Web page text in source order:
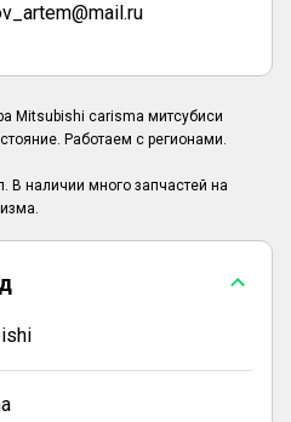
Mitsubishi carisma митсубиси
Работаем с регионами.
В наличии много запчастей на